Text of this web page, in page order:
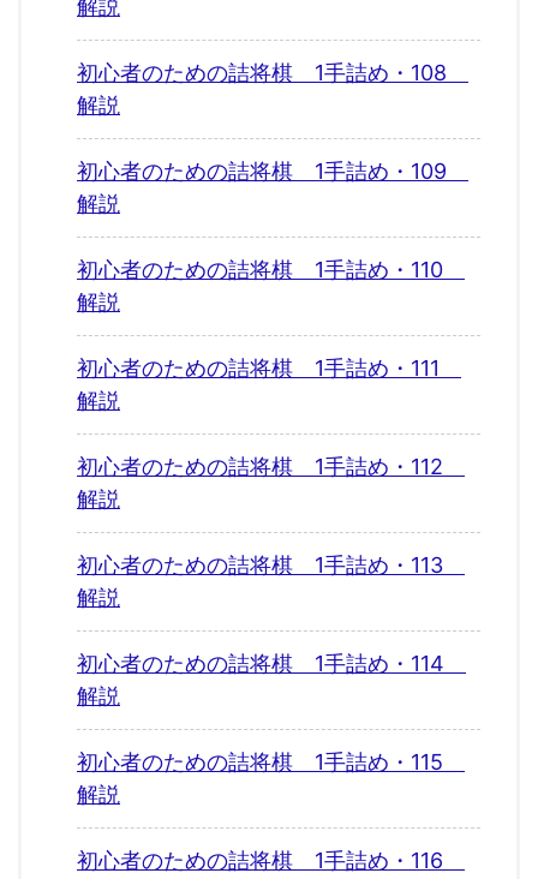
解説
初心者のための詰将棋 1手詰め・108
解説
初心者のための詰将棋 1手詰め・109
解説
初心者のための詰将棋 1手詰め・110
解説
初心者のための詰将棋 1手詰め・111
解説
初心者のための詰将棋 1手詰め・112
解説
初心者のための詰将棋 1手詰め・113
解説
初心者のための詰将棋 1手詰め・114
解説
初心者のための詰将棋 1手詰め・115
解説
初心者のための詰将棋 1手詰め・116